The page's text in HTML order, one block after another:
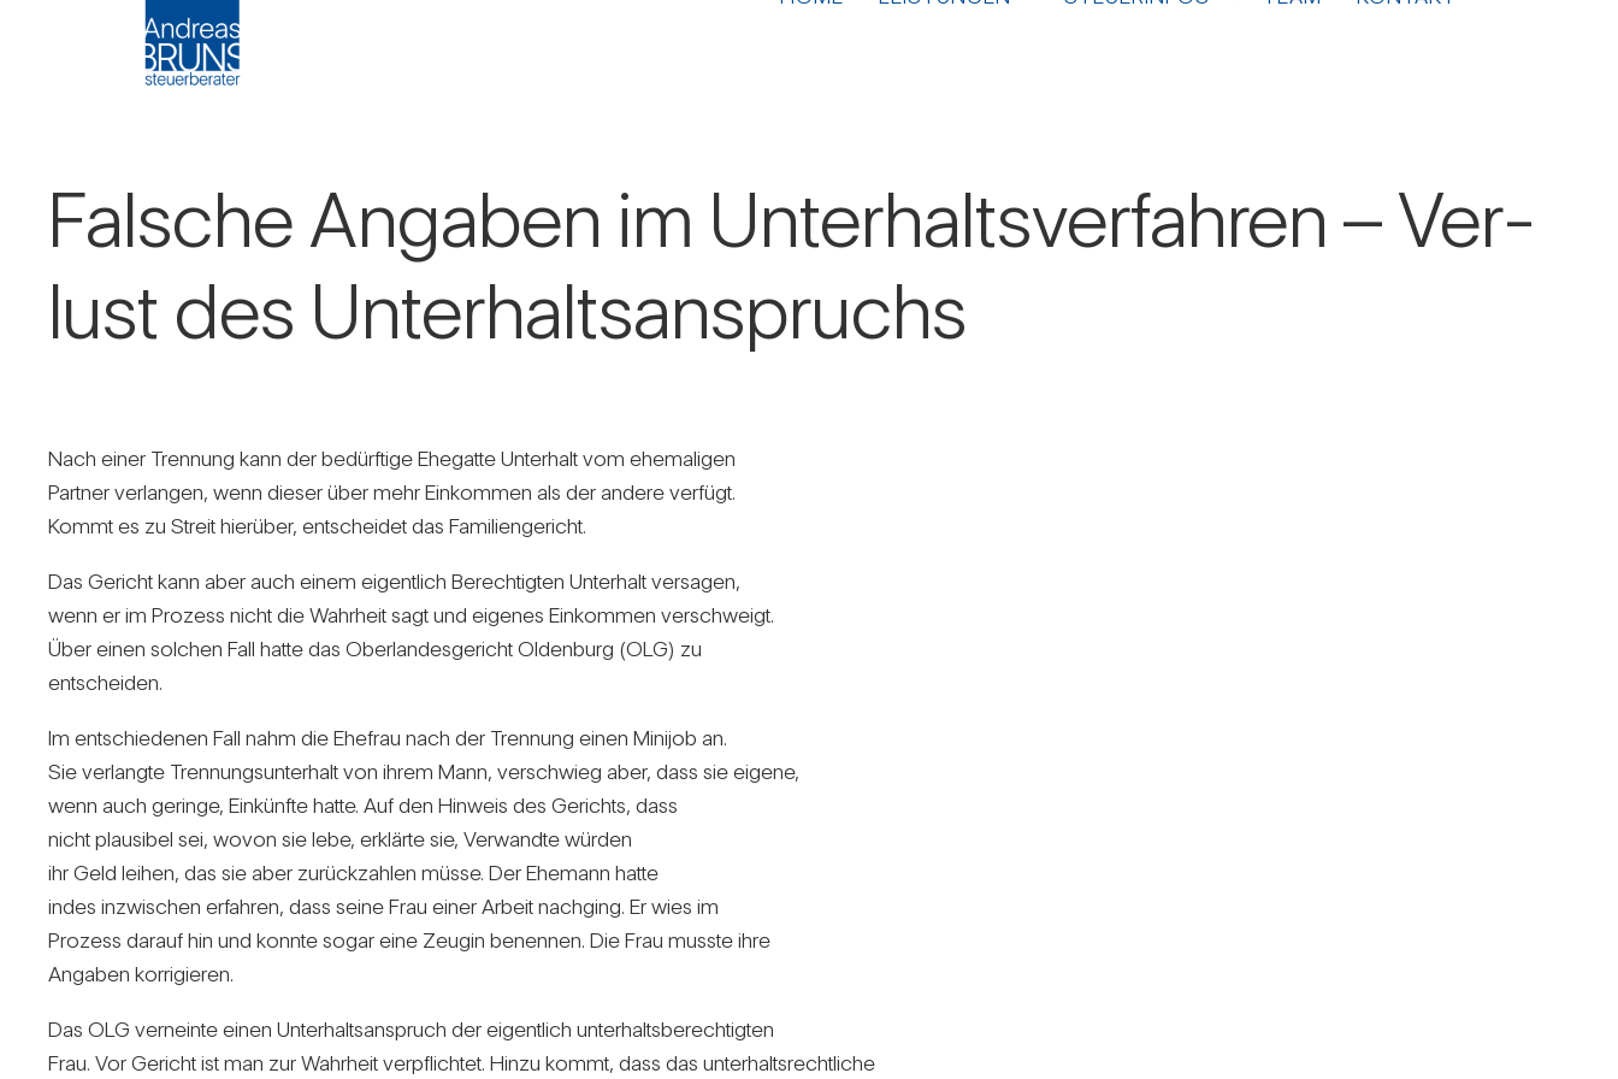
Fal­sche Angaben im Unter­halts­ver­fahren – Ver­
lust des Unter­halts­an­spruchs
Nach einer Tren­nung kann der bedürf­tige Ehe­gatte Unter­halt vom ehe­ma­ligen
Partner ver­langen, wenn dieser über mehr Ein­kommen als der andere ver­fügt.
Kommt es zu Streit hier­über, ent­scheidet das Fami­li­en­ge­richt.
Das Gericht kann aber auch einem eigent­lich Berech­tigten Unter­halt ver­sagen,
wenn er im Pro­zess nicht die Wahr­heit sagt und eigenes Ein­kommen ver­schweigt.
Über einen sol­chen Fall hatte das Ober­lan­des­ge­richt Olden­burg (OLG) zu
ent­scheiden.
Im ent­schie­denen Fall nahm die Ehe­frau nach der Tren­nung einen Minijob an.
Sie ver­langte Tren­nungs­un­ter­halt von ihrem Mann, ver­schwieg aber, dass sie eigene,
wenn auch geringe, Ein­künfte hatte. Auf den Hin­weis des Gerichts, dass
nicht plau­sibel sei, wovon sie lebe, erklärte sie, Ver­wandte würden
ihr Geld leihen, das sie aber zurück­zahlen müsse. Der Ehe­mann hatte
indes inzwi­schen erfahren, dass seine Frau einer Arbeit nach­ging. Er wies im
Pro­zess darauf hin und konnte sogar eine Zeugin benennen. Die Frau musste ihre
Angaben kor­ri­gieren.
Das OLG ver­neinte einen Unter­halts­an­spruch der eigent­lich unter­halts­be­rech­tigten
Frau. Vor Gericht ist man zur Wahr­heit ver­pflichtet. Hinzu kommt, dass das unter­halts­recht­liche